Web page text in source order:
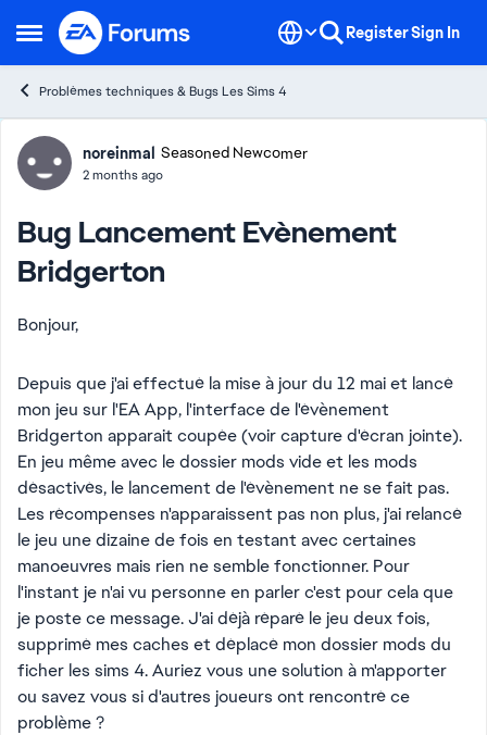
Open Side Menu
Skip to content RegisterSign In
Problèmes techniques & Bugs Les Sims 4
Forum Discussion
noreinmal Seasoned Newcomer
2 months ago
Bug Lancement Evènement
Bridgerton
Bonjour,
Depuis que j'ai effectué la mise à jour du 12 mai et lancé
mon jeu sur l'EA App, l'interface de l'évènement
Bridgerton apparait coupée (voir capture d'écran jointe).
En jeu même avec le dossier mods vide et les mods
désactivés, le lancement de l'évènement ne se fait pas.
Les récompenses n'apparaissent pas non plus, j'ai relancé
le jeu une dizaine de fois en testant avec certaines
manoeuvres mais rien ne semble fonctionner. Pour
l'instant je n'ai vu personne en parler c'est pour cela que
je poste ce message. J'ai déjà réparé le jeu deux fois,
supprimé mes caches et déplacé mon dossier mods du
ficher les sims 4. Auriez vous une solution à m'apporter
ou savez vous si d'autres joueurs ont rencontré ce
problème ?